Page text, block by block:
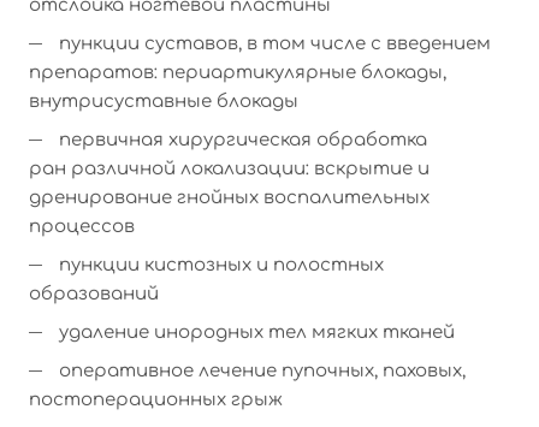
отслойка ногтевой пластины
пункции суставов, в том числе с введением
препаратов: периартикулярные блокады,
внутрисуставные блокады
первичная хирургическая обработка
ран различной локализации: вскрытие и
дренирование гнойных воспалительных
процессов
пункции кистозных и полостных
образований
удаление инородных тел мягких тканей
оперативное лечение пупочных, паховых,
постоперационных грыж